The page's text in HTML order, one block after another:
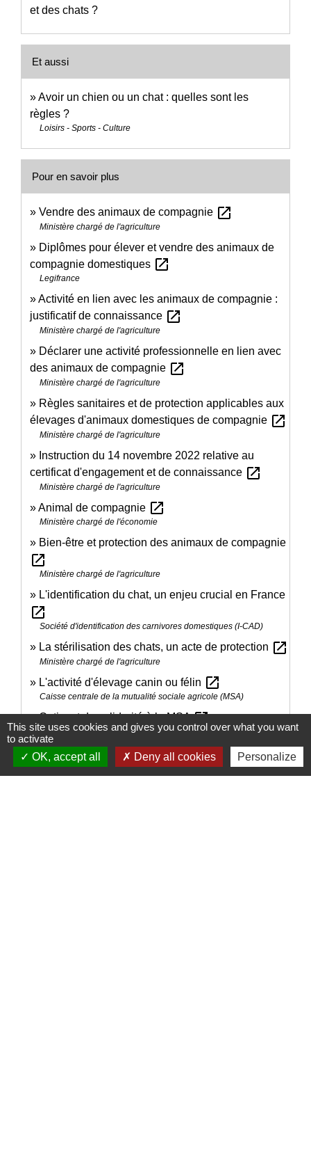
et des chats ?
Et aussi
Avoir un chien ou un chat : quelles sont les
règles ?
Loisirs - Sports - Culture
Pour en savoir plus
Vendre des animaux de compagnie open_in_new
Ministère chargé de l'agriculture
Diplômes pour élever et vendre des animaux de
compagnie domestiques open_in_new
Legifrance
Activité en lien avec les animaux de compagnie :
justificatif de connaissance open_in_new
Ministère chargé de l'agriculture
Déclarer une activité professionnelle en lien avec
des animaux de compagnie open_in_new
Ministère chargé de l'agriculture
Règles sanitaires et de protection applicables aux
élevages d'animaux domestiques de compagnie open_in_new
Ministère chargé de l'agriculture
Instruction du 14 novembre 2022 relative au
certificat d'engagement et de connaissance open_in_new
Ministère chargé de l'agriculture
Animal de compagnie open_in_new
Ministère chargé de l'économie
Bien-être et protection des animaux de compagnie
open_in_new
Ministère chargé de l'agriculture
L'identification du chat, un enjeu crucial en France
open_in_new
Société d'identification des carnivores domestiques (I-CAD)
La stérilisation des chats, un acte de protection open_in_new
Ministère chargé de l'agriculture
L'activité d'élevage canin ou félin open_in_new
Caisse centrale de la mutualité sociale agricole (MSA)
Cotisant de solidarité à la MSAopen_in_new
Caisse centrale de la mutualité sociale agricole (MSA)
Livre des Origines Français (Lof)open_in_new
Société centrale canine
This site uses cookies and gives you control over what you want
to activate
OK, accept all
Deny all cookies Personalize